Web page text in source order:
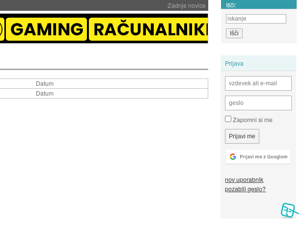
Zadnje novice Išči:
Prijava
Zapomni si me
nov uporabnik
pozabili geslo?
Datum
Datum